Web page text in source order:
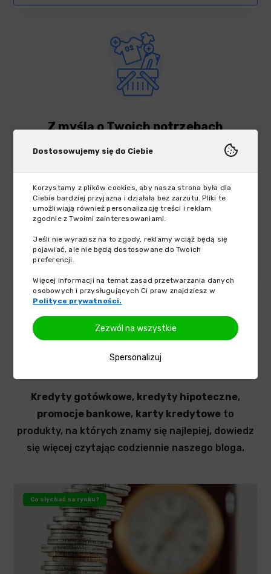
Z myślą o Twoich potrzebach
Znalezienie szybkiej pożyczki online i kredytów przez
uzyskaniu pieniędzy na wybrany cel bez stresu i
konieczności wychodzenia z domu, to koniecznie
zapoznaj się z formularzem dostępnym na stronie. Po
realne oferty, a pieniądze mogą trafić na Twoje konto
Kredyty gotówkowe, kredyty hipoteczne,
promocje bankowe, karty kredytowe to
produkty, na których znamy się najlepiej, dowiedz
się więcej czytając codziennie naszego bloga.
Co słychać na rynku?
Dostosowujemy się do Ciebie
Korzystamy z plików cookies, aby nasza strona była dla
Ciebie bardziej przyjazna i działała bez zarzutu. Pliki te
umożliwiają również personalizację treści i reklam
zgodnie z Twoimi zainteresowaniami.
Jeśli nie wyrazisz na to zgody, reklamy wciąż będą się
pojawiać, ale nie będą dostosowane do Twoich
preferencji.
Więcej informacji na temat zasad przetwarzania danych
osobowych i przysługujących Ci praw znajdziesz w
Polityce prywatności.
Spersonalizuj
Zezwól na wszystkie